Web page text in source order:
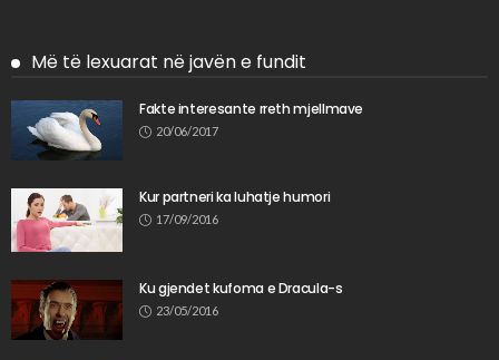
Më të lexuarat në javën e fundit
Fakte interesante rreth mjellmave
20/06/2017
Kur partneri ka luhatje humori
17/09/2016
Ku gjendet kufoma e Dracula-s
23/05/2016